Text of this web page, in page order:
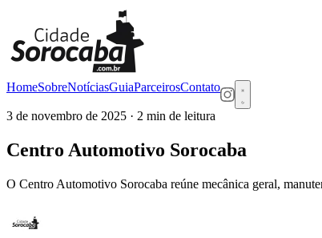
HomeSobreNotíciasGuiaParceirosContato
3 de novembro de 2025 · 2 min de leitura
Centro Automotivo Sorocaba
O Centro Automotivo Sorocaba reúne mecânica geral,